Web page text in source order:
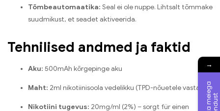
Tõmbeautomaatika: Seal ei ole nuppe. Lihtsalt tõmmake
suudmikust, et seadet aktiveerida.
Tehnilised andmed ja faktid
Aku: 500mAh kõrgepinge aku
Maht: 2ml nikotiinisoola vedelikku (TPD-nõuetele vastav)
Nikotiini tugevus: 20mg/ml (2%) – sorgt für einen
→
V
õ
t
a
m
e
e
g
a
ü
h
e
n
d
u
s